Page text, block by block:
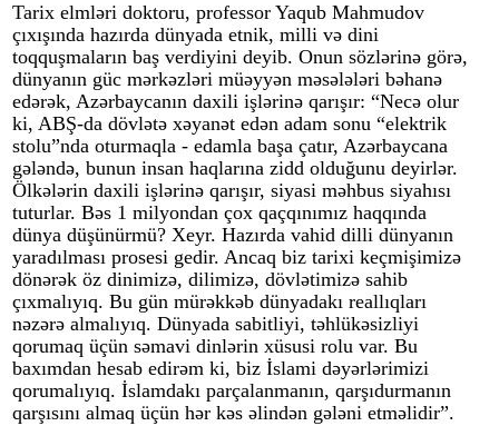
Tarix elmləri doktoru, professor Yaqub Mahmudov
çıxışında hazırda dünyada etnik, milli və dini
toqquşmaların baş verdiyini deyib. Onun sözlərinə görə,
dünyanın güc mərkəzləri müəyyən məsələləri bəhanə
edərək, Azərbaycanın daxili işlərinə qarışır: “Necə olur
ki, ABŞ-da dövlətə xəyanət edən adam sonu “elektrik
stolu”nda oturmaqla - edamla başa çatır, Azərbaycana
gələndə, bunun insan haqlarına zidd olduğunu deyirlər.
Ölkələrin daxili işlərinə qarışır, siyasi məhbus siyahısı
tuturlar. Bəs 1 milyondan çox qaçqınımız haqqında
dünya düşünürmü? Xeyr. Hazırda vahid dilli dünyanın
yaradılması prosesi gedir. Ancaq biz tarixi keçmişimizə
dönərək öz dinimizə, dilimizə, dövlətimizə sahib
çıxmalıyıq. Bu gün mürəkkəb dünyadakı reallıqları
nəzərə almalıyıq. Dünyada sabitliyi, təhlükəsizliyi
qorumaq üçün səmavi dinlərin xüsusi rolu var. Bu
baxımdan hesab edirəm ki, biz İslami dəyərlərimizi
qorumalıyıq. İslamdakı parçalanmanın, qarşıdurmanın
qarşısını almaq üçün hər kəs əlindən gələni etməlidir”.